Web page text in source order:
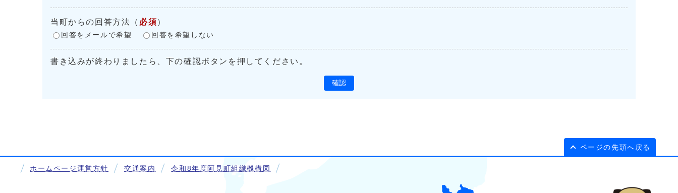
当町からの回答方法 （ 必須）
回答をメールで希望 回答を希望しない
書き込みが終わりましたら、下の確認ボタンを押してください。
確認
ページの先頭へ戻る
ホームページ運営方針 交通案内 令和8年度阿見町組織機構図